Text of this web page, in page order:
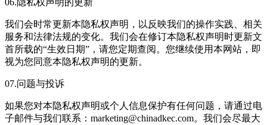
06.隐私权声明的更新
我们会时常更新本隐私权声明，以反映我们的操作实践、相关
服务和法律法规的变化。我们会在修订本隐私权声明时更新文
首所载的“生效日期”，请您定期查阅。您继续使用本网站，即
视为您同意本隐私权声明的更新。
07.问题与投诉
如果您对本隐私权声明或个人信息保护有任何问题，请通过电
子邮件与我们联系：marketing@chinadkec.com。我们会尽最大